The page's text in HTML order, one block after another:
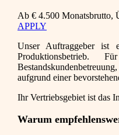
Ab € 4.500 Monatsbrutto,
APPLY
Unser Auftraggeber ist
Produktionsbetrieb.
aufgrund einer
Ihr Vertriebsgebiet ist das
Warum